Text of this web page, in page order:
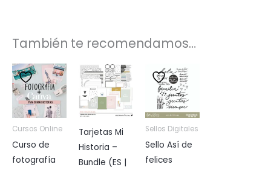
También te recomendamos…
Cursos Online
Curso de
fotografía
Tarjetas Mi
Historia –
Bundle (ES |
Sellos Digitales
Sello Así de
felices